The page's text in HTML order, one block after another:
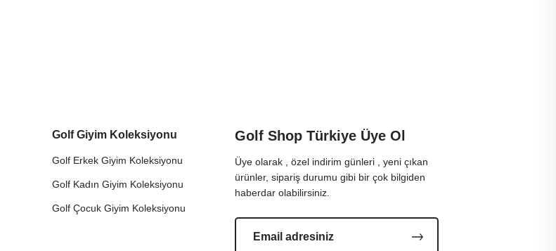
Golf Giyim Koleksiyonu
Golf Erkek Giyim Koleksiyonu
Golf Kadın Giyim Koleksiyonu
Golf Çocuk Giyim Koleksiyonu
Golf Shop Türkiye Üye Ol
Üye olarak , özel indirim günleri , yeni çıkan
ürünler, sipariş durumu gibi bir çok bilgiden
haberdar olabilirsiniz.